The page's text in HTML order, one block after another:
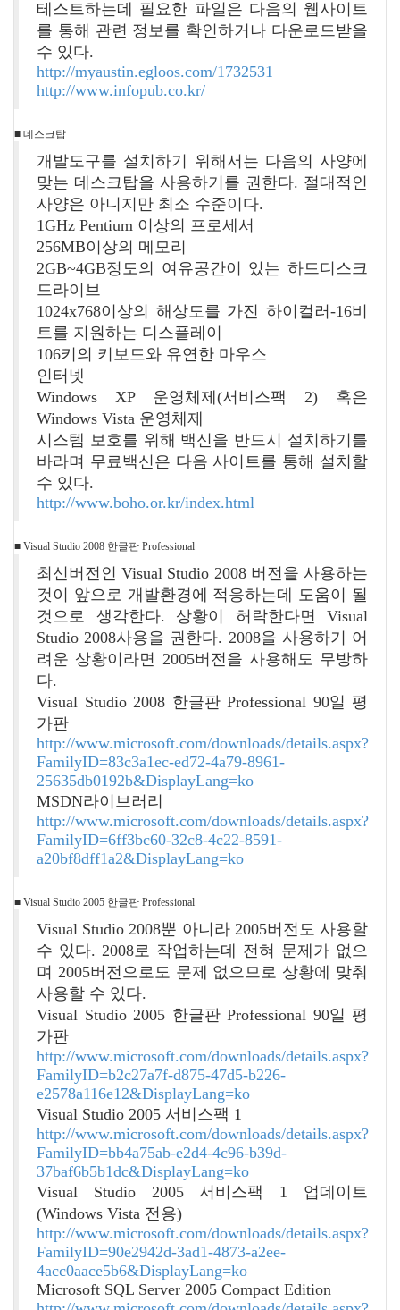
테스트하는데 필요한 파일은 다음의 웹사이트
를 통해 관련 정보를 확인하거나 다운로드받을
수 있다.
http://myaustin.egloos.com/1732531
http://www.infopub.co.kr/
■ 데스크탑
개발도구를 설치하기 위해서는 다음의 사양에
맞는 데스크탑을 사용하기를 권한다. 절대적인
사양은 아니지만 최소 수준이다.
1GHz Pentium 이상의 프로세서
256MB이상의 메모리
2GB~4GB정도의 여유공간이 있는 하드디스크
드라이브
1024x768이상의 해상도를 가진 하이컬러-16비
트를 지원하는 디스플레이
106키의 키보드와 유연한 마우스
인터넷
Windows XP 운영체제(서비스팩 2) 혹은
Windows Vista 운영체제
시스템 보호를 위해 백신을 반드시 설치하기를
바라며 무료백신은 다음 사이트를 통해 설치할
수 있다.
http://www.boho.or.kr/index.html
■ Visual Studio 2008 한글판 Professional
최신버전인 Visual Studio 2008 버전을 사용하는
것이 앞으로 개발환경에 적응하는데 도움이 될
것으로 생각한다. 상황이 허락한다면 Visual
Studio 2008사용을 권한다. 2008을 사용하기 어
려운 상황이라면 2005버전을 사용해도 무방하
다.
Visual Studio 2008 한글판 Professional 90일 평
가판
http://www.microsoft.com/downloads/details.aspx?
FamilyID=83c3a1ec-ed72-4a79-8961-
25635db0192b&DisplayLang=ko
MSDN라이브러리
http://www.microsoft.com/downloads/details.aspx?
FamilyID=6ff3bc60-32c8-4c22-8591-
a20bf8dff1a2&DisplayLang=ko
■ Visual Studio 2005 한글판 Professional
Visual Studio 2008뿐 아니라 2005버전도 사용할
수 있다. 2008로 작업하는데 전혀 문제가 없으
며 2005버전으로도 문제 없으므로 상황에 맞춰
사용할 수 있다.
Visual Studio 2005 한글판 Professional 90일 평
가판
http://www.microsoft.com/downloads/details.aspx?
FamilyID=b2c27a7f-d875-47d5-b226-
e2578a116e12&DisplayLang=ko
Visual Studio 2005 서비스팩 1
http://www.microsoft.com/downloads/details.aspx?
FamilyID=bb4a75ab-e2d4-4c96-b39d-
37baf6b5b1dc&DisplayLang=ko
Visual Studio 2005 서비스팩 1 업데이트
(Windows Vista 전용)
http://www.microsoft.com/downloads/details.aspx?
FamilyID=90e2942d-3ad1-4873-a2ee-
4acc0aace5b6&DisplayLang=ko
Microsoft SQL Server 2005 Compact Edition